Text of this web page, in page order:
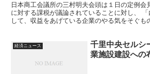
日本商工会議所の三村明夫会頭は１日の定例会
に対する課税が議論されていることに対し、
して、収益をあげている企業のやる気をそぐも
経済ニュース
千里中央セルシ
業施設建設への